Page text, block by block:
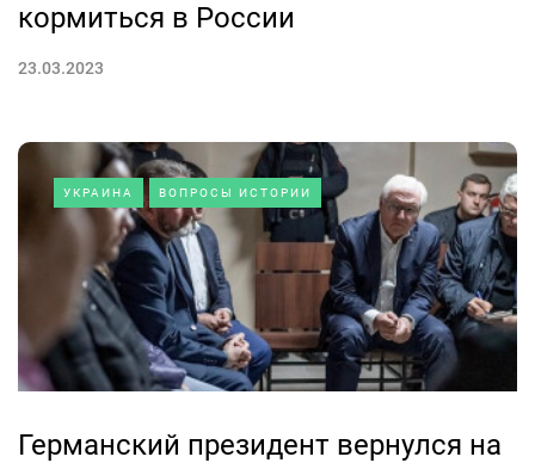
кормиться в России
23.03.2023
УКРАИНА ВОПРОСЫ ИСТОРИИ
Германский президент вернулся на